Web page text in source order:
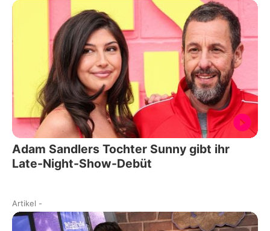
Adam Sandlers Tochter Sunny gibt ihr
Late-Night-Show-Debüt
Artikel -